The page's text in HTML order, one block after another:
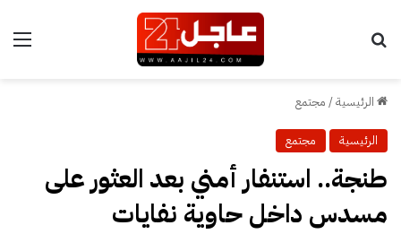
الرئيسية/ مجتمع
الرئيسية مجتمع
طنجة.. استنفار أمني بعد العثور على
مسدس داخل حاوية نفايات